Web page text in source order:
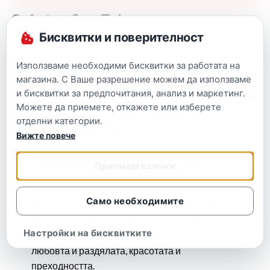
Описание
Малкият принц – голямата панорамна книга, с
илюстрации от автора
граници.
Историята на странното златокосо момче и
прелестна притча за живота и смъртта,
любовта и раздялата, красотата и
преходността.
Бисквитки и поверителност
Използваме необходими бисквитки за работата на
магазина. С Ваше разрешение можем да използваме
и бисквитки за предпочитания, анализ и маркетинг.
Можете да приемете, откажете или изберете
отделни категории.
Само необходимите
Настройки на бисквитките
Вижте повече